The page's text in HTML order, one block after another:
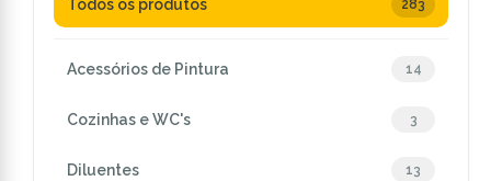
Todos os produtos 283
Acessórios de Pintura 14
Cozinhas e WC's 3
Diluentes 13